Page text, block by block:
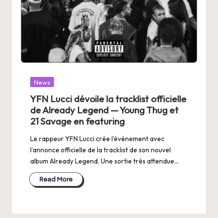
Posted
News
YFN Lucci dévoile la tracklist officielle
de Already Legend — Young Thug et
21 Savage en featuring
Le rappeur YFN Lucci crée l’événement avec
l’annonce officielle de la tracklist de son nouvel
album Already Legend. Une sortie très attendue…
Read More